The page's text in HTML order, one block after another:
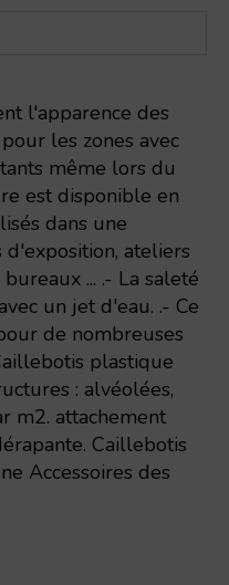
l'apparence des
les zones avec
même lors du
est disponible en
dans une
ateliers
... .- La saleté
un jet d'eau. .- Ce
de nombreuses
plastique
: alvéolées,
m2. attachement
Caillebotis
Accessoires des